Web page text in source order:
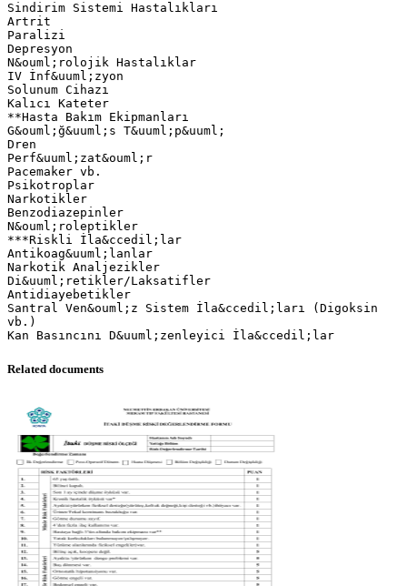
Sindirim Sistemi Hastalıkları
Artrit
Paralizi
Depresyon
N&ouml;rolojik Hastalıklar
IV İnf&uuml;zyon
Solunum Cihazı
Kalıcı Kateter
**Hasta Bakım Ekipmanları
G&ouml;ğ&uuml;s T&uuml;p&uuml;
Dren
Perf&uuml;zat&ouml;r
Pacemaker vb.
Psikotroplar
Narkotikler
Benzodiazepinler
N&ouml;roleptikler
***Riskli İla&ccedil;lar
Antikoag&uuml;lanlar
Narkotik Analjezikler
Di&uuml;retikler/Laksatifler
Antidiayebetikler
Santral Ven&ouml;z Sistem İla&ccedil;ları (Digoksin
vb.)
Related documents